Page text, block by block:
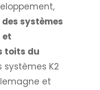
systèmes
et
toits du
systèmes K2
et